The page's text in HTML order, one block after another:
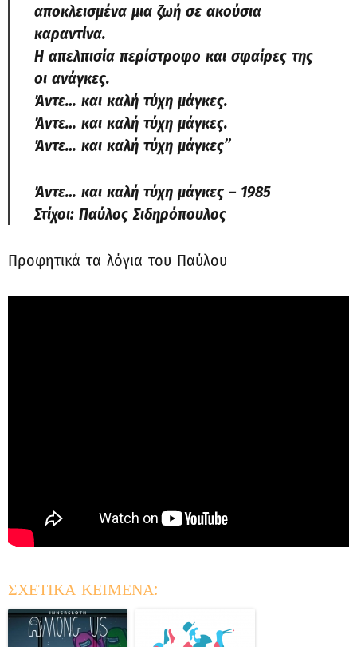
αποκλεισμένα μια ζωή σε ακούσια
καραντίνα.
Η απελπισία περίστροφο και σφαίρες της
οι ανάγκες.
Άντε… και καλή τύχη μάγκες.
Άντε… και καλή τύχη μάγκες.
Άντε… και καλή τύχη μάγκες”
Άντε… και καλή τύχη μάγκες – 1985
Στίχοι: Παύλος Σιδηρόπουλος
Προφητικά τα λόγια του Παύλου
ΣΧΕΤΙΚΑ ΚΕΙΜΕΝΑ: